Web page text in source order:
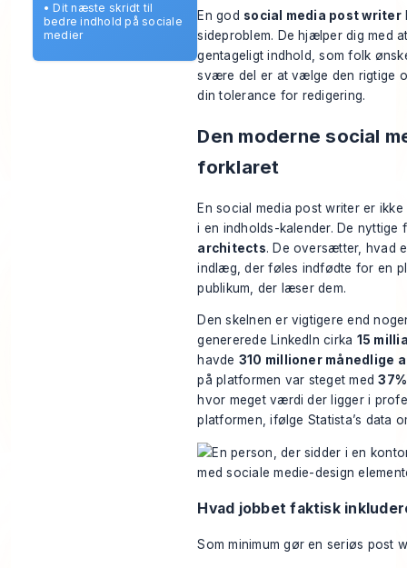
• Dit næste skridt til
bedre indhold på sociale
medier
En god social media post writer
sideproblem. De hjælper dig med
gentageligt indhold, som folk
svære del er at vælge den rigtige
din tolerance for redigering.
Den moderne social
forklaret
En social media post writer er
i en indholds-kalender. De nyttige
architects. De oversætter, hvad
indlæg, der føles indfødte for en
publikum, der læser dem.
Den skelnen er vigtigere end
genererede LinkedIn cirka 15
havde 310 millioner månedlige
på platformen var steget med
hvor meget værdi der ligger i
platformen, ifølge Statista’s data
Hvad jobbet faktisk
Som minimum gør en seriøs post